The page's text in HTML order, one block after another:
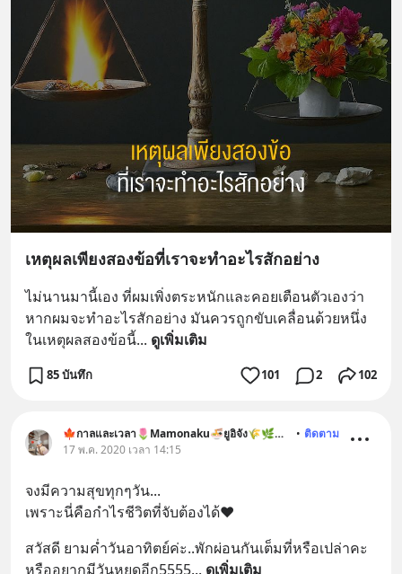
เหตุผลเพียงสองข้อที่เราจะทำอะไรสักอย่าง
ไม่นานมานี้เอง ที่ผมเพิ่งตระหนักและคอยเตือนตัวเองว่า
หากผมจะทำอะไรสักอย่าง มันควรถูกขับเคลื่อนด้วยหนึ่ง
ในเหตุผลสองข้อนี้... ดูเพิ่มเติม
85 บันทึก 101 2 102
🍁กาลและเวลา🌷Mamonaku🍜ยูอิจัง🌾🌿🐶🐱 • ติดตาม
17 พ.ค. 2020 เวลา 14:15
จงมีความสุขทุกๆวัน...
เพราะนี่คือกำไรชีวิตที่จับต้องได้❤️
สวัสดี ยามค่ำวันอาทิตย์ค่ะ..พักผ่อนกันเต็มที่หรือเปล่าคะ
หรืออยากมีวันหยุดอีก5555... ดูเพิ่มเติม